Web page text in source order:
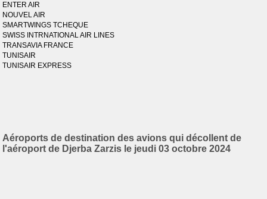
ENTER AIR
NOUVEL AIR
SMARTWINGS TCHEQUE
SWISS INTRNATIONAL AIR LINES
TRANSAVIA FRANCE
TUNISAIR
TUNISAIR EXPRESS
Aéroports de destination des avions qui décollent de
l'aéroport de Djerba Zarzis le jeudi 03 octobre 2024